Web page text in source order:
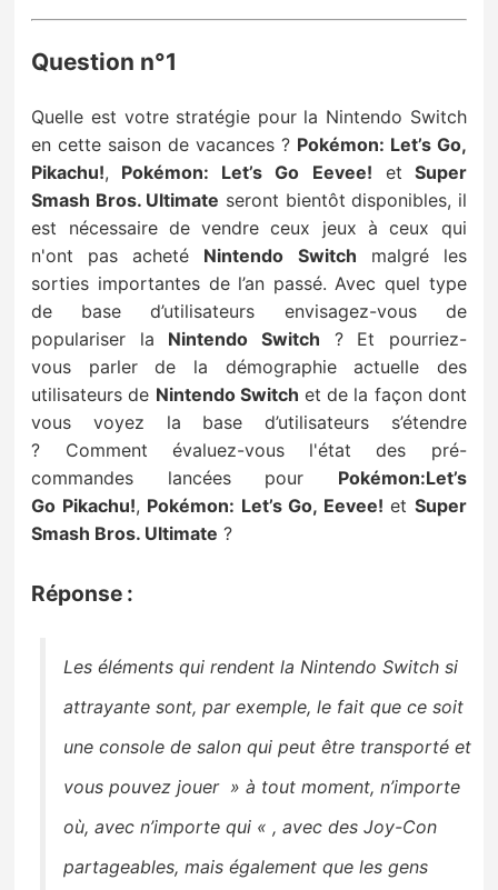
Question n°1
Quelle est votre stratégie pour la Nintendo Switch
en cette saison de vacances ? Pokémon: Let’s Go,
Pikachu!, Pokémon: Let’s Go Eevee! et Super
Smash Bros. Ultimate seront bientôt disponibles, il
est nécessaire de vendre ceux jeux à ceux qui
n'ont pas acheté Nintendo Switch malgré les
sorties importantes de l’an passé. Avec quel type
de base d’utilisateurs envisagez-vous de
populariser la Nintendo Switch ?
Et pourriez-
vous parler de la démographie actuelle des
utilisateurs de Nintendo Switch et de la façon dont
vous voyez la base d’utilisateurs s’étendre
?
Comment évaluez-vous l'état des pré-
commandes lancées pour Pokémon:Let’s
Go Pikachu!, Pokémon: Let’s Go, Eevee! et Super
Smash Bros. Ultimate ?
Réponse :
Les éléments qui rendent la Nintendo Switch si
attrayante sont, par exemple, le fait que ce soit
une console de salon qui peut être transporté et
vous pouvez jouer » à tout moment, n’importe
où, avec n’importe qui « , avec desJoy-Con
partageables, mais également que les gens